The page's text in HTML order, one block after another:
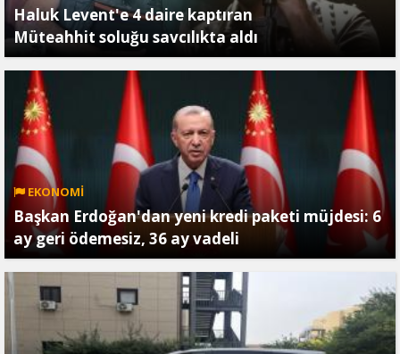
Haluk Levent'e 4 daire kaptıran
Müteahhit soluğu savcılıkta aldı
EKONOMİ
Başkan Erdoğan'dan yeni kredi paketi müjdesi: 6
ay geri ödemesiz, 36 ay vadeli